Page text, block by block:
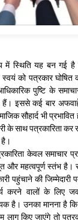
में स्थिति यह बन गई
को पत्रकार
पुष्टि के
हैं। इससे कई बार
सौहार्द भी
के साथ पत्रकारिता
केवल समाचार
और महत्वपूर्ण स्तंभ
पहुंचाने की जिम्मेदारी
करने वालों के लिए
है। उनका मानना है
लागू किए जाएंगे तो